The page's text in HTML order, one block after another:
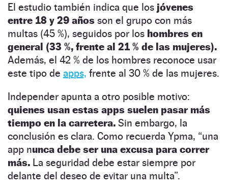
El estudio también indica que los jóvenes
entre 18 y 29 años son el grupo con más
multas (45 %), seguidos por los hombres en
general (33 %, frente al 21 % de las mujeres).
Además, el 42 % de los hombres reconoce usar
este tipo de apps, frente al 30 % de las mujeres.
Independer apunta a otro posible motivo:
quienes usan estas apps suelen pasar más
tiempo en la carretera. Sin embargo, la
conclusión es clara. Como recuerda Ypma, “una
app nunca debe ser una excusa para correr
más. La seguridad debe estar siempre por
delante del deseo de evitar una multa”.